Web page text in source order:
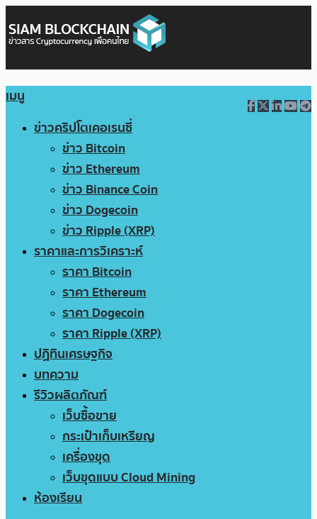
เมนู
ข่าวคริปโตเคอเรนซี่
ข่าว Bitcoin
ข่าว Ethereum
ข่าว Binance Coin
ข่าว Dogecoin
ข่าว Ripple (XRP)
ราคาและการวิเคราะห์
ราคา Bitcoin
ราคา Ethereum
ราคา Dogecoin
ราคา Ripple (XRP)
ปฏิทินเศรษฐกิจ
บทความ
รีวิวผลิตภัณฑ์
เว็บซื้อขาย
กระเป๋าเก็บเหรียญ
เครื่องขุด
เว็บขุดแบบ Cloud Mining
ห้องเรียน